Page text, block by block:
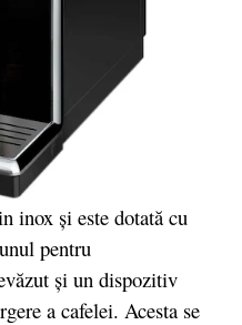
inox și este dotată cu
pentru
și un dispozitiv
a cafelei. Acesta se